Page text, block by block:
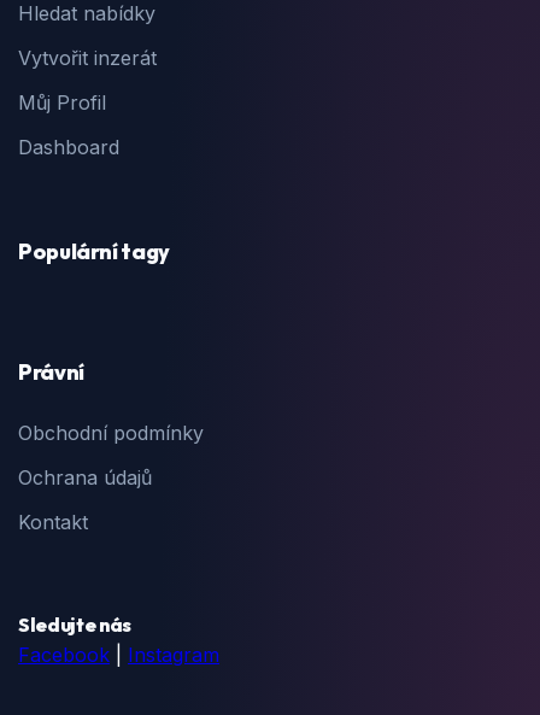
Hledat nabídky
Vytvořit inzerát
Můj Profil
Dashboard
Populární tagy
Právní
Obchodní podmínky
Ochrana údajů
Kontakt
Sledujte nás
Facebook
Instagram